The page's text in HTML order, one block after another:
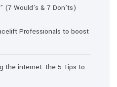
(7 Would’s & 7 Don’ts)
Professionals to boost
the internet: the 5 Tips to